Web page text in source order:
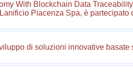
With Blockchain Data Traceability
Piacenza Spa, è partecipato
di soluzioni innovative basate